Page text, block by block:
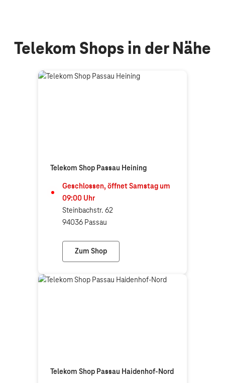
Telekom Shops in der Nähe
Telekom Shop Passau Heining
Geschlossen, öffnetSamstag um
09:00 Uhr
Steinbachstr. 62
94036 Passau
Zum Shop
Telekom Shop Passau Heining
Telekom Shop Passau Haidenhof-Nord